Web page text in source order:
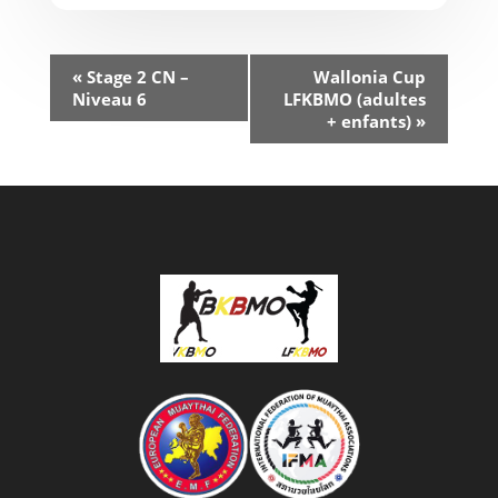
«Stage 2 CN –
Niveau 6
Wallonia Cup
LFKBMO (adultes
+ enfants) »